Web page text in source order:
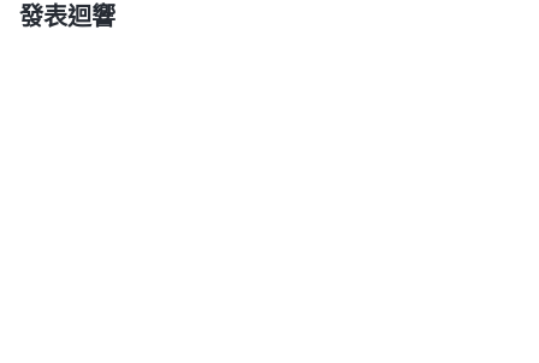
我説：「你真有福啊！我們裝完車剛要走，你就出這
發表迴響